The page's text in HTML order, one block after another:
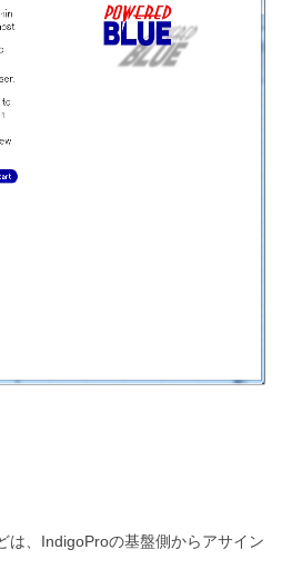
は、IndigoProの基盤側からアサイン